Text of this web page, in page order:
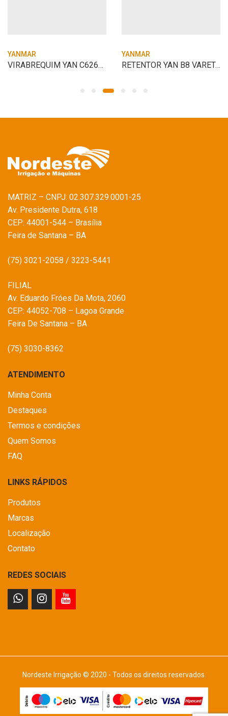
YANMAR
VIRABREQUIM YAN C62630303 PONTA NR 10
YANMAR
RETENTOR YAN B8 VARETA VALVULA
MATRIZ – CNPJ: 02.307.329.0001-25
Av. Presidente Dutra, 618
CEP: 44001-544 – Brasília
Feira de Santana – BA
(75) 3021-2058 / 3223-5441
FILIAL
Av. Eduardo Fróes Da Mota, 2060
CEP: 44052-708 – Lagoa Grande
Feira De Santana – BA
(75) 3030-8362
ATENDIMENTO
Minha Conta
Destaques
Termos e condições
Quem Somos
FAQ
LINKS RÁPIDOS
Produtos
Marcas
Localização
Contato
REDES SOCIAIS
Nordeste Irrigação © 2020 - Todos os direitos reservados.